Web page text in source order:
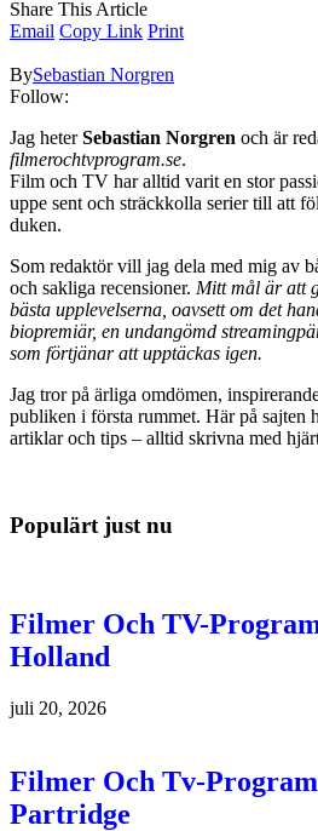
Share This Article
Email Copy Link Print
BySebastian Norgren
Follow:
Jag heterSebastian Norgren och är
filmerochtvprogram.se.
Film och TV har alltid varit en stor
uppe sent och sträckkolla serier till att
duken.
Som redaktör vill jag dela med mig av
och sakliga recensioner. Mitt mål är att
bästa upplevelserna, oavsett om det
biopremiär, en undangömd
som förtjänar att upptäckas igen.
Jag tror på ärliga omdömen,
publiken i första rummet. Här på sajten
artiklar och tips – alltid skrivna med
Populärt just nu
Filmer Och TV-
Holland
juli 20, 2026
Filmer Och Tv-
Partridge